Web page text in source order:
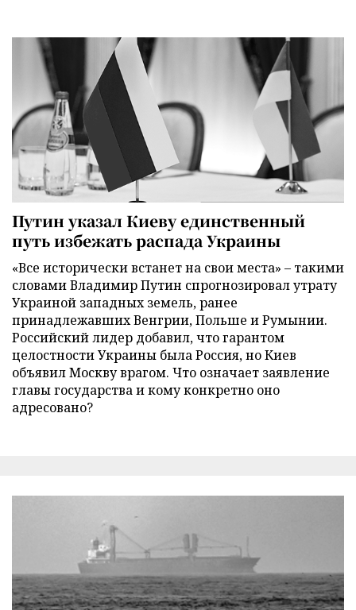
Путин указал Киеву единственный
путь избежать распада Украины
«Все исторически встанет на свои места» – такими
словами Владимир Путин спрогнозировал утрату
Украиной западных земель, ранее
принадлежавших Венгрии, Польше и Румынии.
Российский лидер добавил, что гарантом
целостности Украины была Россия, но Киев
объявил Москву врагом. Что означает заявление
главы государства и кому конкретно оно
адресовано?